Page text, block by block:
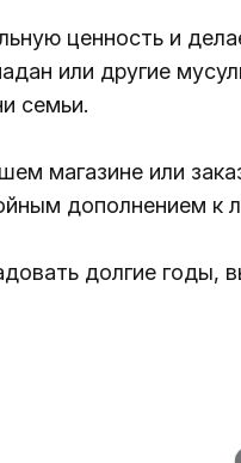
ценность и
или другие
семьи.
магазине или
дополнением к
долгие